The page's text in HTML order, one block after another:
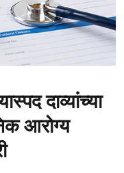
दाव्यांच्या
आरोग्य